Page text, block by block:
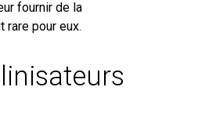
fournir de la
pour eux.